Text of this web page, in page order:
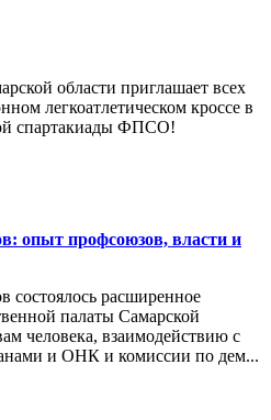
области приглашает всех
легкоатлетическом кроссе в
спартакиады ФПСО!
опыт профсоюзов, власти и
состоялось расширенное
палаты Самарской
человека, взаимодействию с
и ОНК и комиссии по дем...